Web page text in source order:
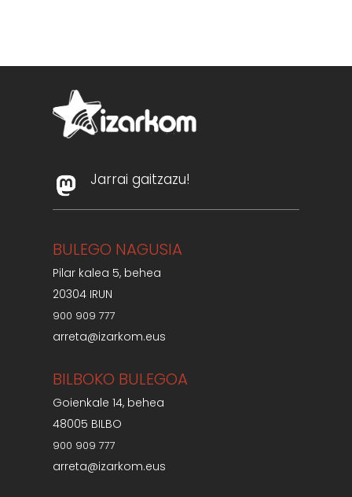
Jarrai gaitzazu!
BULEGO NAGUSIA
Pilar kalea 5, behea
20304 IRUN
900 909 777
arreta@izarkom.eus
BILBOKO BULEGOA
Goienkale 14, behea
48005 BILBO
900 909 777
arreta@izarkom.eus